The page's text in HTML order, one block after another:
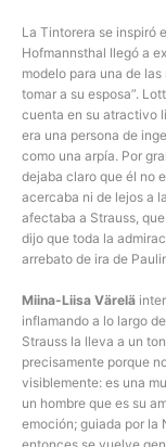
La Tintorera se inspiró
Hofmannsthal llegó a
modelo para una de
tomar a su esposa”.
cuenta en su atractivo
era una persona de
como una arpía. Por
dejaba claro que él no
acercaba ni de lejos a
afectaba a Strauss,
dijo que toda la
arrebato de ira de
Miina-Liisa Värelä
inflamando a lo largo
Strauss la lleva a un
precisamente porque
visiblemente: es una
un hombre que es su
emoción; guiada por la